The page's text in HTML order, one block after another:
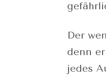
Der
denn
jedes